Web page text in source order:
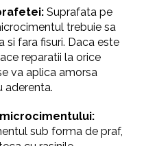
tei: Suprafata pe
trebuie sa
si fara fisuri. Daca este
reparatii la orice
va aplica amorsa
aderenta.
sub forma de praf,